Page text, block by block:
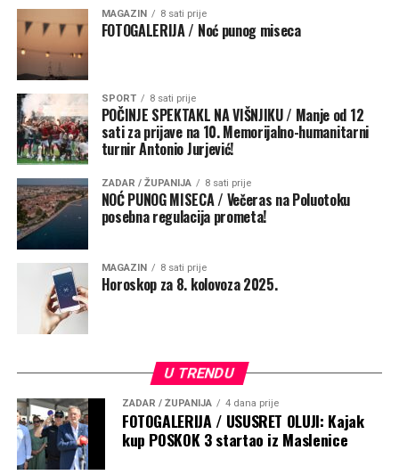
Potaknuo je pomorce i putnike da podignu pogled
prema Majci kada tuda prolaze, prekriže se i barem
kratko zamole da ih čuva na putu života
podsjeća da životno putovanje ne započinjemo sami i da
nijedan povratak nije samo plod naše vještine, nego i
Božje providnosti. Neka taj kip bude svjetionik vjere i
nade, znak da nad nama bdije Majka koja nas upućuje
prema sigurnoj luci – Kristu Spasitelju“, poručio je
nadbiskup.
MAGAZIN 8 sati prije
FOTOGALERIJA / Noć punog miseca
SPORT 8 sati prije
POČINJE SPEKTAKL NA VIŠNJIKU / Manje od 12
sati za prijave na 10. Memorijalno-humanitarni
turnir Antonio Jurjević!
ZADAR / ŽUPANIJA 8 sati prije
NOĆ PUNOG MISECA / Večeras na Poluotoku
posebna regulacija prometa!
MAGAZIN 8 sati prije
Horoskop za 8. kolovoza 2025.
U TRENDU
ZADAR / ŽUPANIJA 4 dana prije
FOTOGALERIJA / USUSRET OLUJI: Kajak
kup POSKOK 3 startao iz Maslenice